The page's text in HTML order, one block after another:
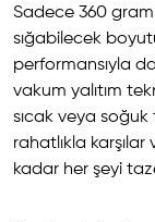
Sadece 360 gram
sığabilecek
performansıyla
vakum yalıtım
sıcak veya soğuk
rahatlıkla
kadar her şeyi